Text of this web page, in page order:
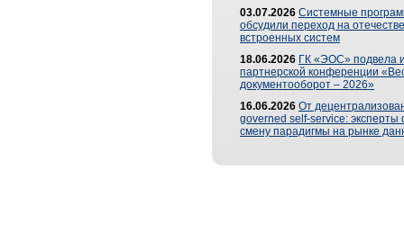
03.07.2026 Системные
обсудили переход на
встроенных систем
18.06.2026 ГК «ЭОС» подвела
партнерской конференции
документооборот – 2026»
16.06.2026 От
governed self-service: эксперты
смену парадигмы на рынке